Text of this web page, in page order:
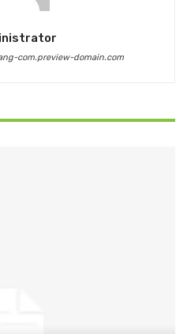
com.preview-domain.com